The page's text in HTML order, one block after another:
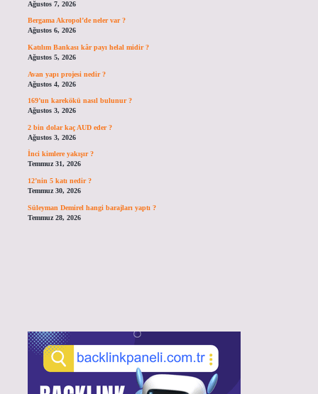
Ağustos 7, 2026
Bergama Akropol’de neler var ?
Ağustos 6, 2026
Katılım Bankası kâr payı helal midir ?
Ağustos 5, 2026
Avan yapı projesi nedir ?
Ağustos 4, 2026
169’un karekökü nasıl bulunur ?
Ağustos 3, 2026
2 bin dolar kaç AUD eder ?
Ağustos 3, 2026
İnci kimlere yakışır ?
Temmuz 31, 2026
12’nin 5 katı nedir ?
Temmuz 30, 2026
Süleyman Demirel hangi barajları yaptı ?
Temmuz 28, 2026